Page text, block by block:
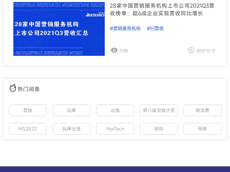
28家中国营销服务机构上市公司2021Q3营
收榜单：超6成企业实现营收同比增长
#营销服务机构 #营收
2728 2021-12-21
热门词条
营销 品牌 出海 第八届灵眸大赏 新消费
MS2023 品牌出海 MarTech 游戏 电商